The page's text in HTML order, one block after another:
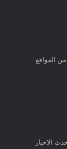
المواقع
الاخبار